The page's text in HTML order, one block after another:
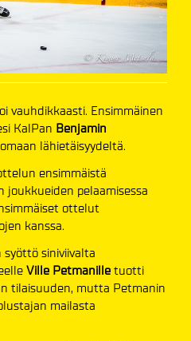
vauhdikkaasti. Ensimmäinen
KalPan Benjamin
lähietäisyydeltä.
ensimmäistä
joukkueiden pelaamisessa
ottelut
kanssa.
syöttö siniviivalta
Ville Petmanille tuotti
tilaisuuden, mutta Petmanin
mailasta